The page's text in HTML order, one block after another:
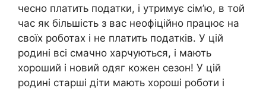
чесно платить податки, і утримує сім’ю, в той
час як більшість з вас неофіційно працює на
своїх роботах і не платить податків. У цій
родині всі смачно харчуються, і мають
хороший і новий одяг кожен сезон! У цій
родині старші діти мають хороші роботи і